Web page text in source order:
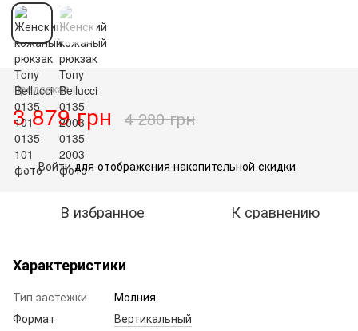
Предзаказ
3 879 грн 4 280 грн
% Войтидля отображения накопительной скидки
В избранное К сравнению
Характеристики
Тип застежки
Молния
Формат
Вертикальный